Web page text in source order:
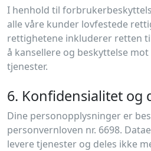
I henhold til
alle våre kunder lovfestede
rettighetene inkluderer retten
å kansellere og beskyttelse
tjenester.
6. Konfidensialitet og
Dine personopplysninger er
personvernloven nr. 6698.
levere tjenester og deles ikke